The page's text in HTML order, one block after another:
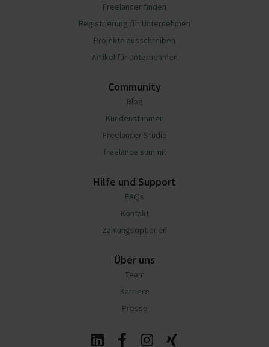
Freelancer finden
Registrierung für Unternehmen
Projekte ausschreiben
Artikel für Unternehmen
Community
Blog
Kundenstimmen
Freelancer Studie
freelance summit
Hilfe und Support
FAQs
Kontakt
Zahlungsoptionen
Über uns
Team
Karriere
Presse